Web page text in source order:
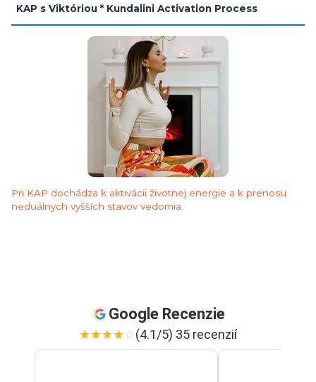
KAP s Viktóriou * Kundalini Activation Process
Pri KAP dochádza k aktivácii životnej energie a k prenosu
neduálnych vyšších stavov vedomia.
Google Recenzie
★★★★☆(4.1/5) 35 recenzií